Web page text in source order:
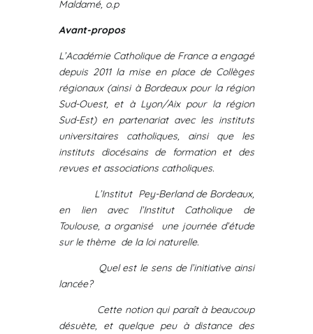
Maldamé, o.p
Avant-propos
L’Académie Catholique de France a engagé
depuis 2011 la mise en place de Collèges
régionaux (ainsi à Bordeaux pour la région
Sud-Ouest, et à Lyon/Aix pour la région
Sud-Est) en partenariat avec les instituts
universitaires catholiques, ainsi que les
instituts diocésains de formation et des
revues et associations catholiques.
L’Institut Pey-Berland de Bordeaux,
en lien avec l’Institut Catholique de
Toulouse, a organisé une journée d’étude
sur le thème de la loi naturelle.
Quel est le sens de l’initiative ainsi
lancée?
Cette notion qui paraît à beaucoup
désuète, et quelque peu à distance des